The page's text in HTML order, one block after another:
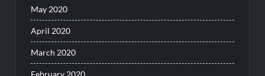
May 2020
April 2020
March 2020
February 2020